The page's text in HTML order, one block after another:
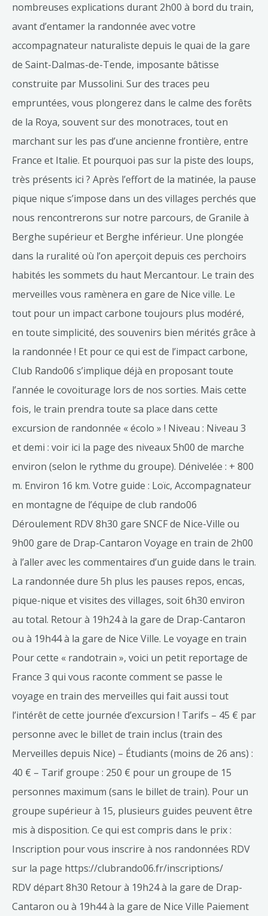
nombreuses explications durant 2h00 à bord du train,
avant d’entamer la randonnée avec votre
accompagnateur naturaliste depuis le quai de la gare
de Saint-Dalmas-de-Tende, imposante bâtisse
construite par Mussolini. Sur des traces peu
empruntées, vous plongerez dans le calme des forêts
de la Roya, souvent sur des monotraces, tout en
marchant sur les pas d’une ancienne frontière, entre
France et Italie. Et pourquoi pas sur la piste des loups,
très présents ici ? Après l’effort de la matinée, la pause
pique nique s’impose dans un des villages perchés que
nous rencontrerons sur notre parcours, de Granile à
Berghe supérieur et Berghe inférieur. Une plongée
dans la ruralité où l’on aperçoit depuis ces perchoirs
habités les sommets du haut Mercantour. Le train des
merveilles vous ramènera en gare de Nice ville. Le
tout pour un impact carbone toujours plus modéré,
en toute simplicité, des souvenirs bien mérités grâce à
la randonnée ! Et pour ce qui est de l’impact carbone,
Club Rando06 s’implique déjà en proposant toute
l’année le covoiturage lors de nos sorties. Mais cette
fois, le train prendra toute sa place dans cette
excursion de randonnée « écolo » ! Niveau : Niveau 3
et demi : voir ici la page des niveaux 5h00 de marche
environ (selon le rythme du groupe). Dénivelée : + 800
m. Environ 16 km. Votre guide : Loïc, Accompagnateur
en montagne de l’équipe de club rando06
Déroulement RDV 8h30 gare SNCF de Nice-Ville ou
9h00 gare de Drap-Cantaron Voyage en train de 2h00
à l’aller avec les commentaires d’un guide dans le train.
La randonnée dure 5h plus les pauses repos, encas,
pique-nique et visites des villages, soit 6h30 environ
au total. Retour à 19h24 à la gare de Drap-Cantaron
ou à 19h44 à la gare de Nice Ville. Le voyage en train
Pour cette « randotrain », voici un petit reportage de
France 3 qui vous raconte comment se passe le
voyage en train des merveilles qui fait aussi tout
l’intérêt de cette journée d’excursion ! Tarifs – 45 € par
personne avec le billet de train inclus (train des
Merveilles depuis Nice) – Étudiants (moins de 26 ans) :
40 € – Tarif groupe : 250 € pour un groupe de 15
personnes maximum (sans le billet de train). Pour un
groupe supérieur à 15, plusieurs guides peuvent être
mis à disposition. Ce qui est compris dans le prix :
Inscription pour vous inscrire à nos randonnées RDV
sur la page https://clubrando06.fr/inscriptions/
RDV départ 8h30 Retour à 19h24 à la gare de Drap-
Cantaron ou à 19h44 à la gare de Nice Ville Paiement